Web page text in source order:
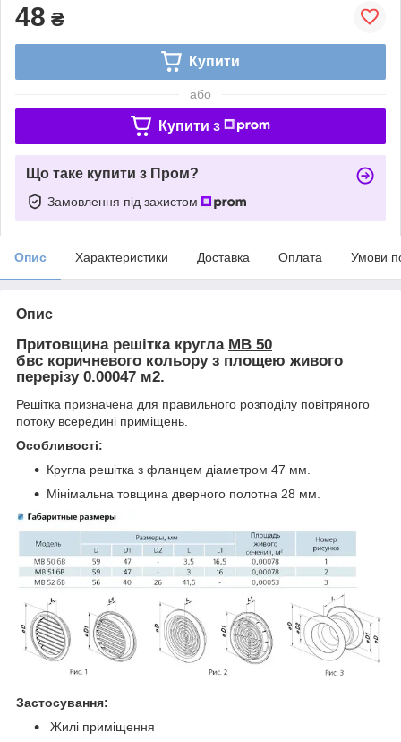
48 ₴
Купити
або
Купити з
Що таке купити з Пром?
Замовлення під захистом
Опис Характеристики Доставка Оплата Умови
Опис
Притовщина решітка кругла МВ 50
бвс коричневого кольору з площею живого
перерізу 0.00047 м2.
Решітка призначена для правильного розподілу повітряного
потоку всередині приміщень.
Особливості:
Кругла решітка з фланцем діаметром 47 мм.
Мінімальна товщина дверного полотна 28 мм.
Застосування:
Жилі приміщення